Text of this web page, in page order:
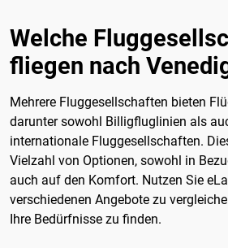
Welche
fliegen nach
Mehrere Fluggesellschaften bieten
darunter sowohl Billigfluglinien als
internationale Fluggesellschaften.
Vielzahl von Optionen, sowohl in
auch auf den Komfort. Nutzen Sie
verschiedenen Angebote zu
Ihre Bedürfnisse zu finden.